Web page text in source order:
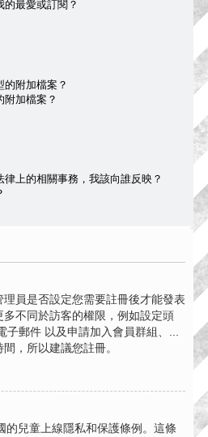
最愛或訂閱？
的附加檔案？
附加檔案？
上的相關事務，我該向誰反映？
員是否設定您需要註冊後才能發表
不同於訪客的權限，例如設定頭
郵件 以及申請加入會員群組、...
，所以建議您註冊。
的兒童上線隱私和保護條例。這條